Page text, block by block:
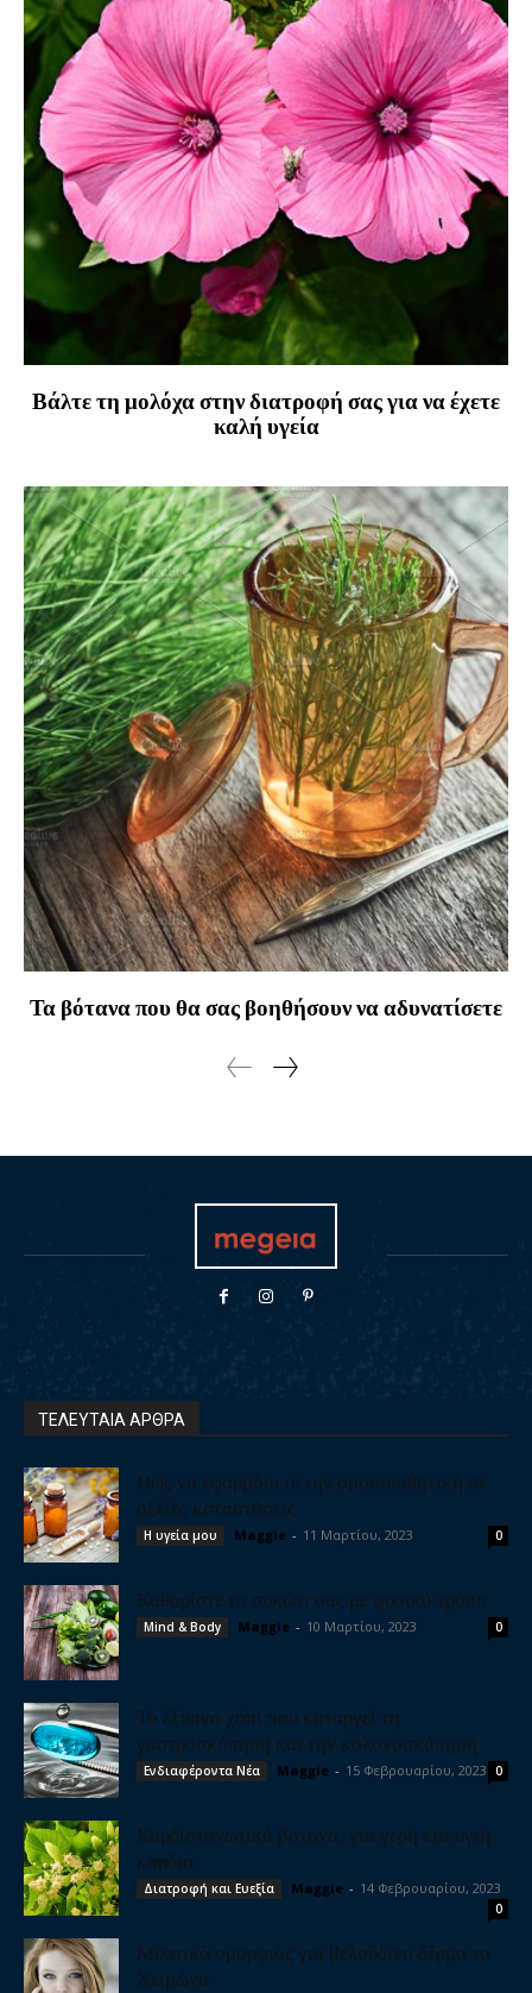
Βάλτε τη μολόχα στην διατροφή σας για να έχετε
καλή υγεία
Τα βότανα που θα σας βοηθήσουν να αδυνατίσετε
ΤΕΛΕΥΤΑΙΑ ΑΡΘΡΑ
Πως να εφαρμόσετε την ομοιοπαθητική σε
οξείες καταστάσεις
Η υγεία μου Maggie - 11 Μαρτίου, 2023 0
Καθαρίστε το συκώτι σας με φυσικό τρόπο
Mind & Body Maggie - 10 Μαρτίου, 2023 0
Το έξυπνο χάπι που καταργεί τη
γαστροσκόπηση και την κολονοσκόπηση
Ενδιαφέροντα Νέα Maggie - 15 Φεβρουαρίου, 2023 0
Καρδιοτονωτικά βότανα, για γερή και υγιή
καρδιά
Διατροφή και Ευεξία Maggie - 14 Φεβρουαρίου, 2023
0
Μυστικά ομορφιάς για βελούδινο δέρμα το
Χειμώνα